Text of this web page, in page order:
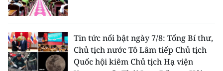
Tin tức nổi bật ngày 7/8: Tổng Bí thư,
Chủ tịch nước Tô Lâm tiếp Chủ tịch
Quốc hội kiêm Chủ tịch Hạ viện